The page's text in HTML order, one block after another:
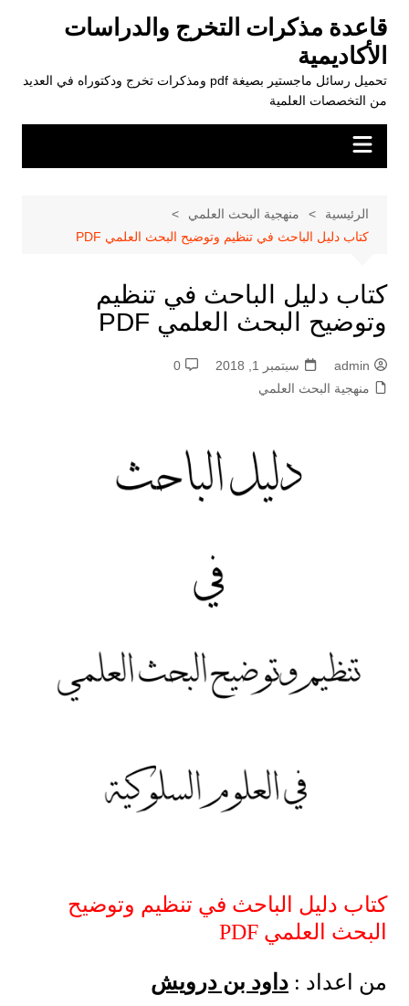
المحتوى
قاعدة مذكرات التخرج والدراسات
الأكاديمية
تحميل رسائل ماجستير بصيغة pdf ومذكرات تخرج ودكتوراه في العديد
من التخصصات العلمية
الرئيسية
منهجية البحث العلمي
كتاب دليل الباحث في تنظيم وتوضيح البحث العلمي PDF
كتاب دليل الباحث في تنظيم
وتوضيح البحث العلمي PDF
admin سبتمبر 1, 2018
0
منهجية البحث العلمي
كتاب دليل الباحث في تنظيم وتوضيح
البحث العلمي PDF
من اعداد : داود بن درويش